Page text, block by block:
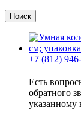
Поиск
+7 (812)
Есть
обратного
указанному